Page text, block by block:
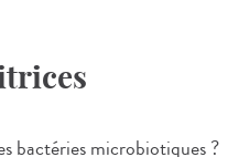
bactéries microbiotiques ?